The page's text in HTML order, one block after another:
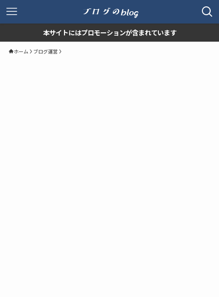
本サイトにはプロモーションが含まれています
ホーム ブログ運営